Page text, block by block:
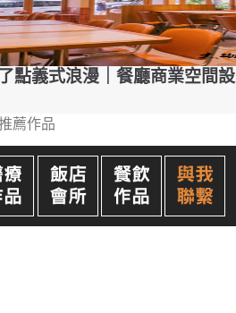
點義式浪漫｜餐廳商業空間
薦作品